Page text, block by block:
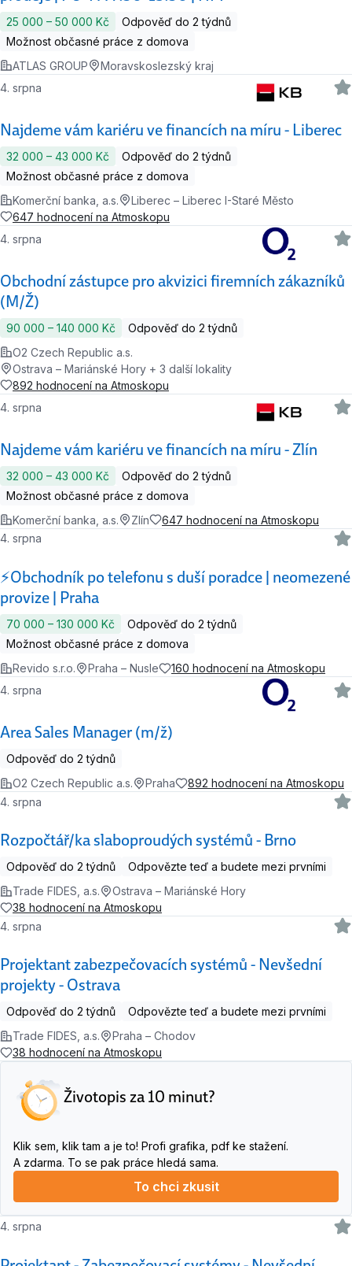
25 000 ‍–‍ 50 000 Kč
Odpověď do 2 týdnů
Možnost občasné práce z domova
ATLAS GROUP
Moravskoslezský kraj
Najdeme vám kariéru ve financích na míru - Liberec
4. srpna
32 000 ‍–‍ 43 000 Kč
Odpověď do 2 týdnů
Možnost občasné práce z domova
Komerční banka, a.s.
Liberec – Liberec I-Staré Město
647 hodnocení na Atmoskopu
Obchodní zástupce pro akvizici firemních zákazníků
(M/Ž)
4. srpna
90 000 ‍–‍ 140 000 Kč
Odpověď do 2 týdnů
O2 Czech Republic a.s.
Ostrava – Mariánské Hory + 3 další lokality
892 hodnocení na Atmoskopu
Najdeme vám kariéru ve financích na míru - Zlín
4. srpna
32 000 ‍–‍ 43 000 Kč
Odpověď do 2 týdnů
Možnost občasné práce z domova
Komerční banka, a.s.
Zlín 647 hodnocení na Atmoskopu
⚡️Obchodník po telefonu s duší poradce | neomezené
provize | Praha
4. srpna
70 000 ‍–‍ 130 000 Kč
Odpověď do 2 týdnů
Možnost občasné práce z domova
Revido s.r.o.
Praha – Nusle 160 hodnocení na Atmoskopu
Area Sales Manager (m/ž)
4. srpna
Odpověď do 2 týdnů
O2 Czech Republic a.s.
Praha 892 hodnocení na Atmoskopu
Rozpočtář/ka slaboproudých systémů - Brno
4. srpna
Odpověď do 2 týdnů
Odpovězte teď a budete mezi prvními
Trade FIDES, a.s.
Ostrava – Mariánské Hory
38 hodnocení na Atmoskopu
Projektant zabezpečovacích systémů - Nevšední
projekty - Ostrava
4. srpna
Odpověď do 2 týdnů
Odpovězte teď a budete mezi prvními
Trade FIDES, a.s.
Praha – Chodov
38 hodnocení na Atmoskopu
Životopis za 10 minut?
Klik sem, klik tam a je to! Profi grafika, pdf ke stažení.
A zdarma. To se pak práce hledá sama.
To chci zkusit
4. srpna